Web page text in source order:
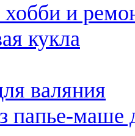
и
кукла
валяния
маше